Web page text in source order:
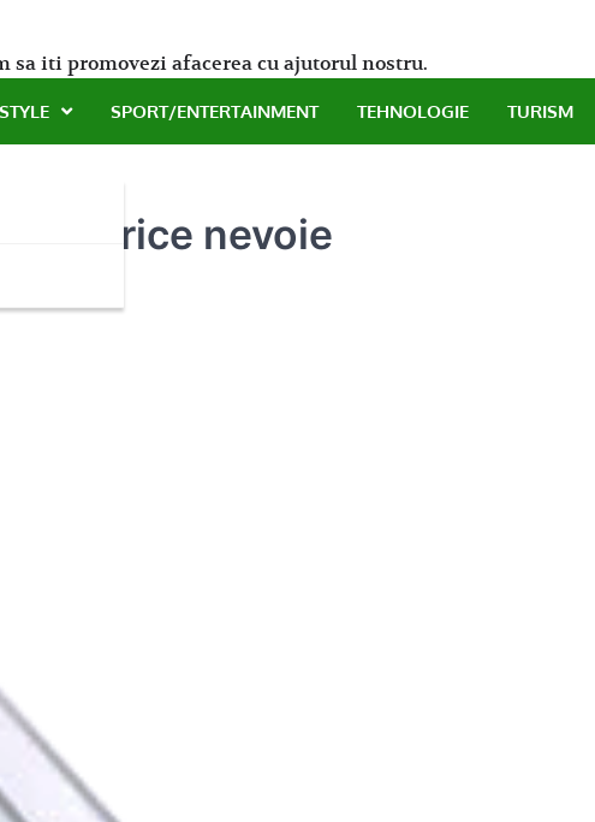
sa iti promovezi afacerea cu ajutorul nostru.
SPORT/ENTERTAINMENT TEHNOLOGIE TURISM
orice nevoie